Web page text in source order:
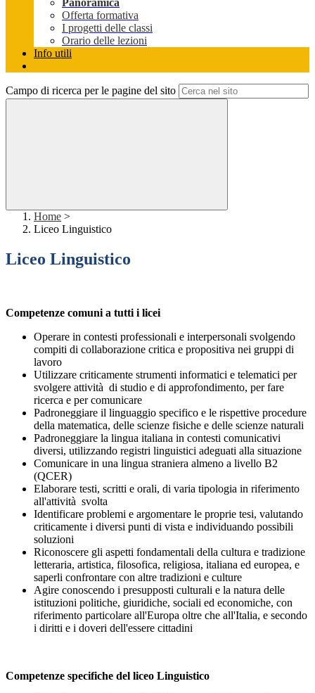
Panoramica
Offerta formativa
I progetti delle classi
Orario delle lezioni
Info utili
Campo di ricerca per le pagine del sito
Home >
Liceo Linguistico
Liceo Linguistico
Competenze comuni a tutti i licei
Operare in contesti professionali e interpersonali svolgendo
compiti di collaborazione critica e propositiva nei gruppi di
lavoro
Utilizzare criticamente strumenti informatici e telematici per
svolgere attività di studio e di approfondimento, per fare
ricerca e per comunicare
Padroneggiare il linguaggio specifico e le rispettive procedure
della matematica, delle scienze fisiche e delle scienze naturali
Padroneggiare la lingua italiana in contesti comunicativi
diversi, utilizzando registri linguistici adeguati alla situazione
Comunicare in una lingua straniera almeno a livello B2
(QCER)
Elaborare testi, scritti e orali, di varia tipologia in riferimento
all'attività svolta
Identificare problemi e argomentare le proprie tesi, valutando
criticamente i diversi punti di vista e individuando possibili
soluzioni
Riconoscere gli aspetti fondamentali della cultura e tradizione
letteraria, artistica, filosofica, religiosa, italiana ed europea, e
saperli confrontare con altre tradizioni e culture
Agire conoscendo i presupposti culturali e la natura delle
istituzioni politiche, giuridiche, sociali ed economiche, con
riferimento particolare all'Europa oltre che all'Italia, e secondo
i diritti e i doveri dell'essere cittadini
Competenze specifiche del liceo Linguistico